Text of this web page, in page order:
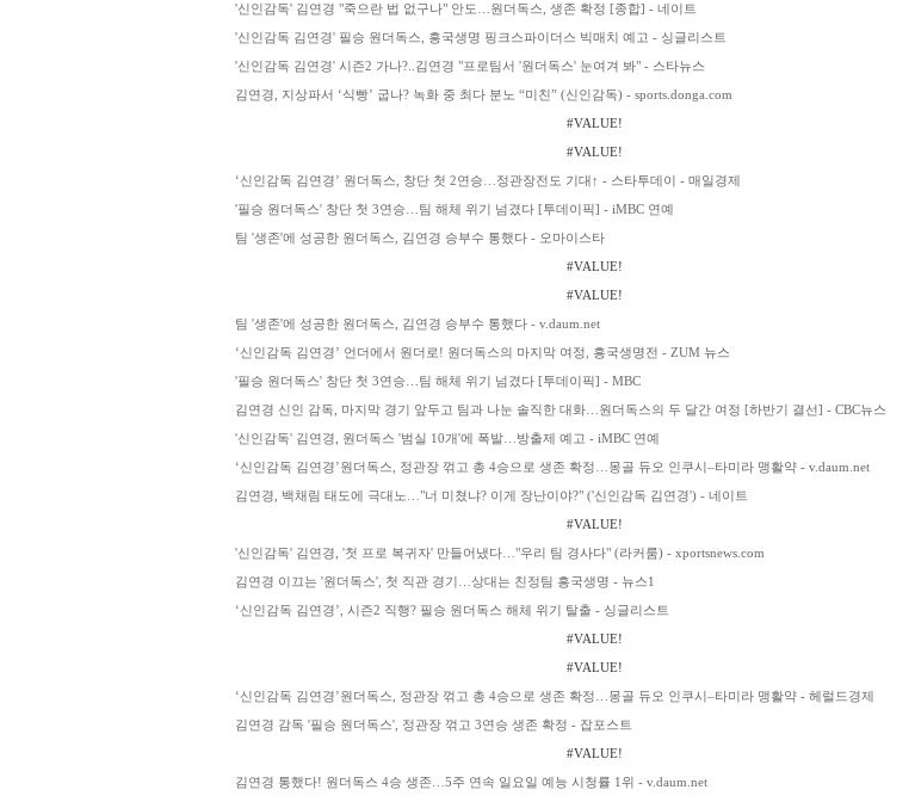
'신인감독' 김연경 "죽으란 법 없구나" 안도…원더독스, 생존 확정 [종합] - 네이트
'신인감독 김연경' 필승 원더독스, 흥국생명 핑크스파이더스 빅매치 예고 - 싱글리스트
'신인감독 김연경' 시즌2 가나?..김연경 "프로팀서 '원더독스' 눈여겨 봐" - 스타뉴스
김연경, 지상파서 ‘식빵’ 굽나? 녹화 중 최다 분노 “미친” (신인감독) - sports.donga.com
#VALUE!
#VALUE!
‘신인감독 김연경’ 원더독스, 창단 첫 2연승…정관장전도 기대↑ - 스타투데이 - 매일경제
'필승 원더독스' 창단 첫 3연승…팀 해체 위기 넘겼다 [투데이픽] - iMBC 연예
팀 '생존'에 성공한 원더독스, 김연경 승부수 통했다 - 오마이스타
#VALUE!
#VALUE!
팀 '생존'에 성공한 원더독스, 김연경 승부수 통했다 - v.daum.net
‘신인감독 김연경’ 언더에서 원더로! 원더독스의 마지막 여정, 흥국생명전 - ZUM 뉴스
'필승 원더독스' 창단 첫 3연승…팀 해체 위기 넘겼다 [투데이픽] - MBC
김연경 신인 감독, 마지막 경기 앞두고 팀과 나눈 솔직한 대화…원더독스의 두 달간 여정 [하반기 결선] - CBC뉴스
'신인감독' 김연경, 원더독스 '범실 10개'에 폭발…방출제 예고 - iMBC 연예
‘신인감독 김연경’원더독스, 정관장 꺾고 총 4승으로 생존 확정…몽골 듀오 인쿠시–타미라 맹활약 - v.daum.net
김연경, 백채림 태도에 극대노…"너 미쳤냐? 이게 장난이야?" ('신인감독 김연경') - 네이트
#VALUE!
'신인감독' 김연경, '첫 프로 복귀자' 만들어냈다…"우리 팀 경사다" (라커룸) - xportsnews.com
김연경 이끄는 '원더독스', 첫 직관 경기…상대는 친정팀 흥국생명 - 뉴스1
‘신인감독 김연경’, 시즌2 직행? 필승 원더독스 해체 위기 탈출 - 싱글리스트
#VALUE!
#VALUE!
‘신인감독 김연경’원더독스, 정관장 꺾고 총 4승으로 생존 확정…몽골 듀오 인쿠시–타미라 맹활약 - 헤럴드경제
김연경 감독 '필승 원더독스', 정관장 꺾고 3연승 생존 확정 - 잡포스트
#VALUE!
김연경 통했다! 원더독스 4승 생존…5주 연속 일요일 예능 시청률 1위 - v.daum.net